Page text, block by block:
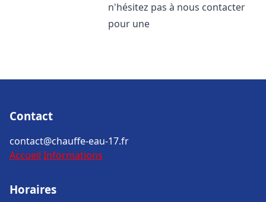
n'hésitez pas à nous contacter
pour une
Contact
contact@chauffe-eau-17.fr
Accueil Informations
Horaires